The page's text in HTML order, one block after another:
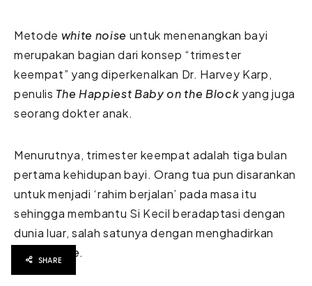
Metode white noise untuk menenangkan bayi
merupakan bagian dari konsep “trimester
keempat” yang diperkenalkan Dr. Harvey Karp,
penulis The Happiest Baby on the Block yang juga
seorang dokter anak.
Menurutnya, trimester keempat adalah tiga bulan
pertama kehidupan bayi. Orang tua pun disarankan
untuk menjadi ‘rahim berjalan’ pada masa itu
sehingga membantu Si Kecil beradaptasi dengan
dunia luar, salah satunya dengan menghadirkan
white noise.
SHARE